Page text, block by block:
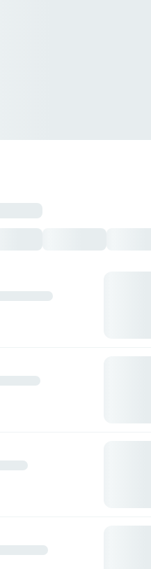
más frutos rojos
más Plátano o
más Plátano o
más fresa o kiwi
más frutos rojos
más helado
más fresa o kiwi y
más Plátano o
más frutos rojos y
más frutos rojos y